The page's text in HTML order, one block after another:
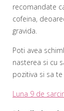
recomandate
cofeina,
gravida.
Poti avea
nasterea si cu
pozitiva si sa te
Luna 9 de